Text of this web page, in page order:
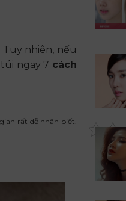
nhiên, nếu
ngay 7 cách
rất dễ nhận biết.